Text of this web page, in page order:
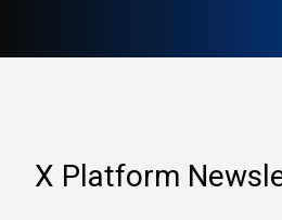
X Platform